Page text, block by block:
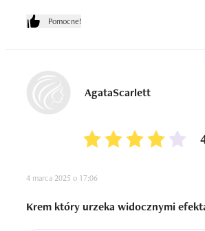
Pomocne!
AgataScarlett
4 marca 2025 o 17:06
Krem który urzeka widocznymi